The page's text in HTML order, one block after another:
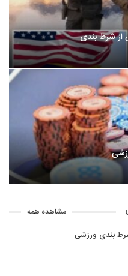
از شرط بندی
مشاهده همه
شرط بندی ورزشی